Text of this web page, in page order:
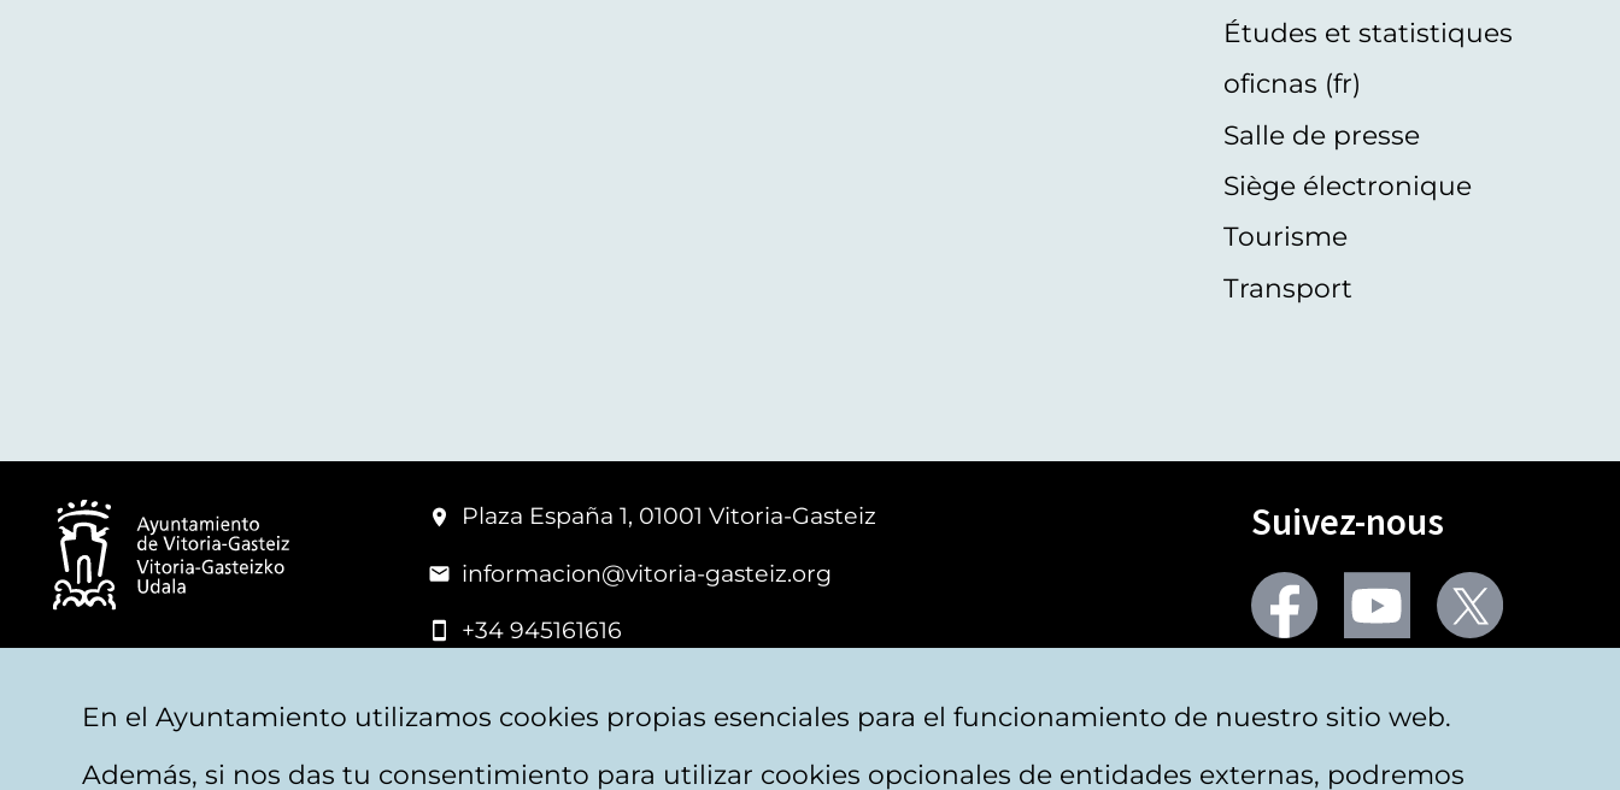
Études et statistiques
oficnas (fr)
Salle de presse
Siège électronique
Tourisme
Transport
Plaza España 1, 01001 Vitoria-Gasteiz
informacion@vitoria-gasteiz.org
+34 945161616
Suivez-nous
Facebook Youtube
En el Ayuntamiento utilizamos cookies propias esenciales para el funcionamiento de nuestro sitio web.
Además, si nos das tu consentimiento para utilizar cookies opcionales de entidades externas, podremos